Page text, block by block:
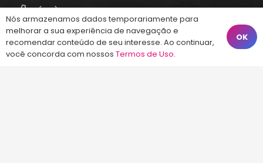
(48) 99828-9929
Calçadão João Pinto, 212 – Centro
Florianópolis – SC, 88010-420
Nós armazenamos dados temporariamente para
melhorar a sua experiência de navegação e
recomendar conteúdo de seu interesse. Ao continuar,
você concorda com nossos Termos de Uso.
OK